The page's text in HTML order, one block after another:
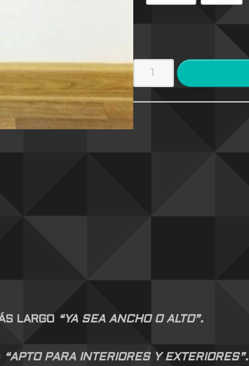
LARGO “YA SEA ANCHO O ALTO”.
“APTO PARA INTERIORES Y EXTERIORES”.